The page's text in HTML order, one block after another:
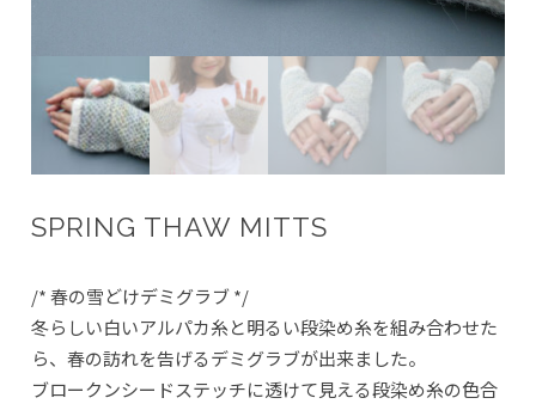
SPRING THAW MITTS
/* 春の雪どけデミグラブ */
冬らしい白いアルパカ糸と明るい段染め糸を組み合わせた
ら、春の訪れを告げるデミグラブが出来ました。
ブロークンシードステッチに透けて見える段染め糸の色合